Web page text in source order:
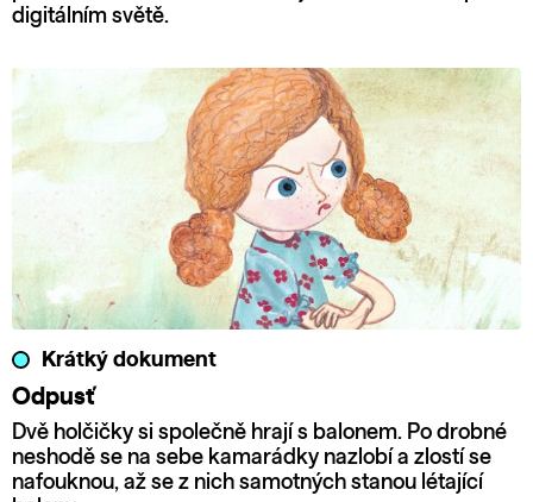
digitálním světě.
Krátký dokument
Odpusť
Dvě holčičky si společně hrají s balonem. Po drobné
neshodě se na sebe kamarádky nazlobí a zlostí se
nafouknou, až se z nich samotných stanou létající